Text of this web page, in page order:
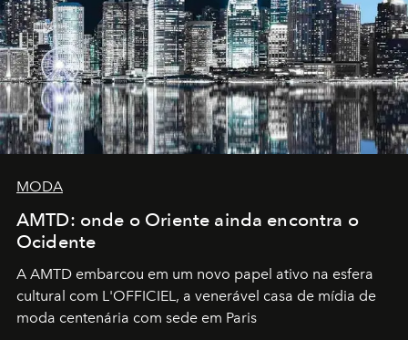
MODA
AMTD: onde o Oriente ainda encontra o
Ocidente
A AMTD embarcou em um novo papel ativo na esfera
cultural com L'OFFICIEL, a venerável casa de mídia de
moda centenária com sede em Paris